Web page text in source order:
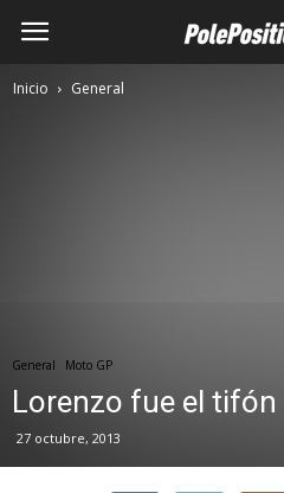
Inicio General
General Moto GP
Lorenzo fue el tifón
27 octubre, 2013